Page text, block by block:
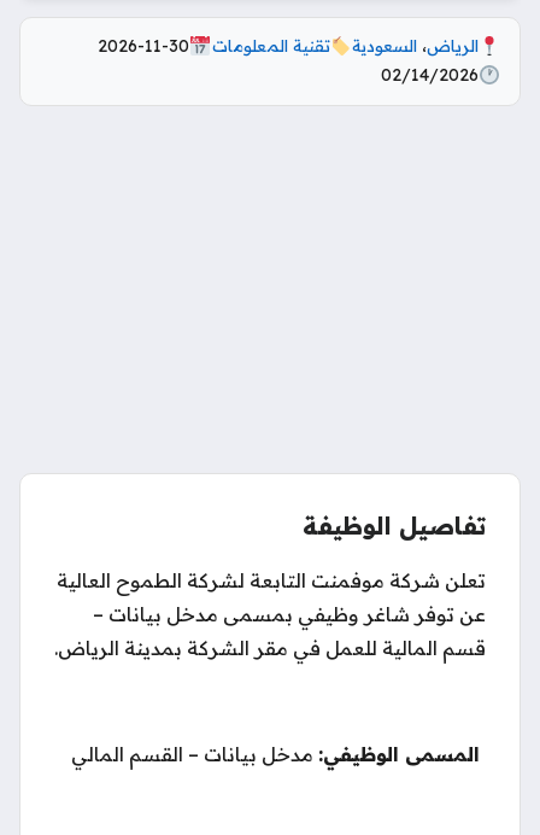
الرياض،السعودية تقنية المعلومات
2026-11-30
02/14/2026
تفاصيل الوظيفة
تعلن شركة موفمنت التابعة لشركة الطموح العالية
عن توفر شاغر وظيفي بمسمى مدخل بيانات –
قسم المالية للعمل في مقر الشركة بمدينة الرياض.
المسمى الوظيفي: مدخل بيانات – القسم المالي